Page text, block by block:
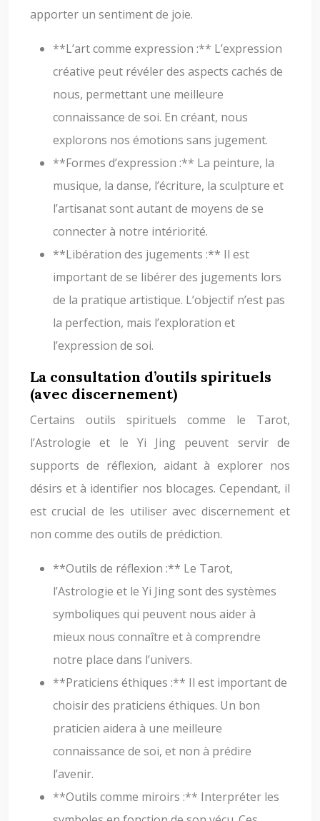
apporter un sentiment de joie.
**L’art comme expression :** L’expression
créative peut révéler des aspects cachés de
nous, permettant une meilleure
connaissance de soi. En créant, nous
explorons nos émotions sans jugement.
**Formes d’expression :** La peinture, la
musique, la danse, l’écriture, la sculpture et
l’artisanat sont autant de moyens de se
connecter à notre intériorité.
**Libération des jugements :** Il est
important de se libérer des jugements lors
de la pratique artistique. L’objectif n’est pas
la perfection, mais l’exploration et
l’expression de soi.
La consultation d’outils spirituels
(avec discernement)
Certains outils spirituels comme le Tarot,
l’Astrologie et le Yi Jing peuvent servir de
supports de réflexion, aidant à explorer nos
désirs et à identifier nos blocages. Cependant, il
est crucial de les utiliser avec discernement et
non comme des outils de prédiction.
**Outils de réflexion :** Le Tarot,
l’Astrologie et le Yi Jing sont des systèmes
symboliques qui peuvent nous aider à
mieux nous connaître et à comprendre
notre place dans l’univers.
**Praticiens éthiques :** Il est important de
choisir des praticiens éthiques. Un bon
praticien aidera à une meilleure
connaissance de soi, et non à prédire
l’avenir.
**Outils comme miroirs :** Interpréter les